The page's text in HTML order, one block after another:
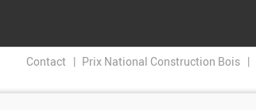
Contact Prix National Construction Bois